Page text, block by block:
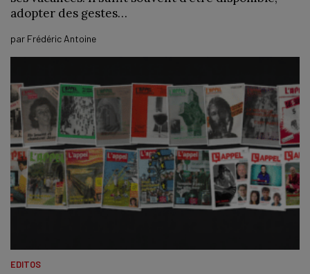
adopter des gestes…
par Frédéric Antoine
EDITOS